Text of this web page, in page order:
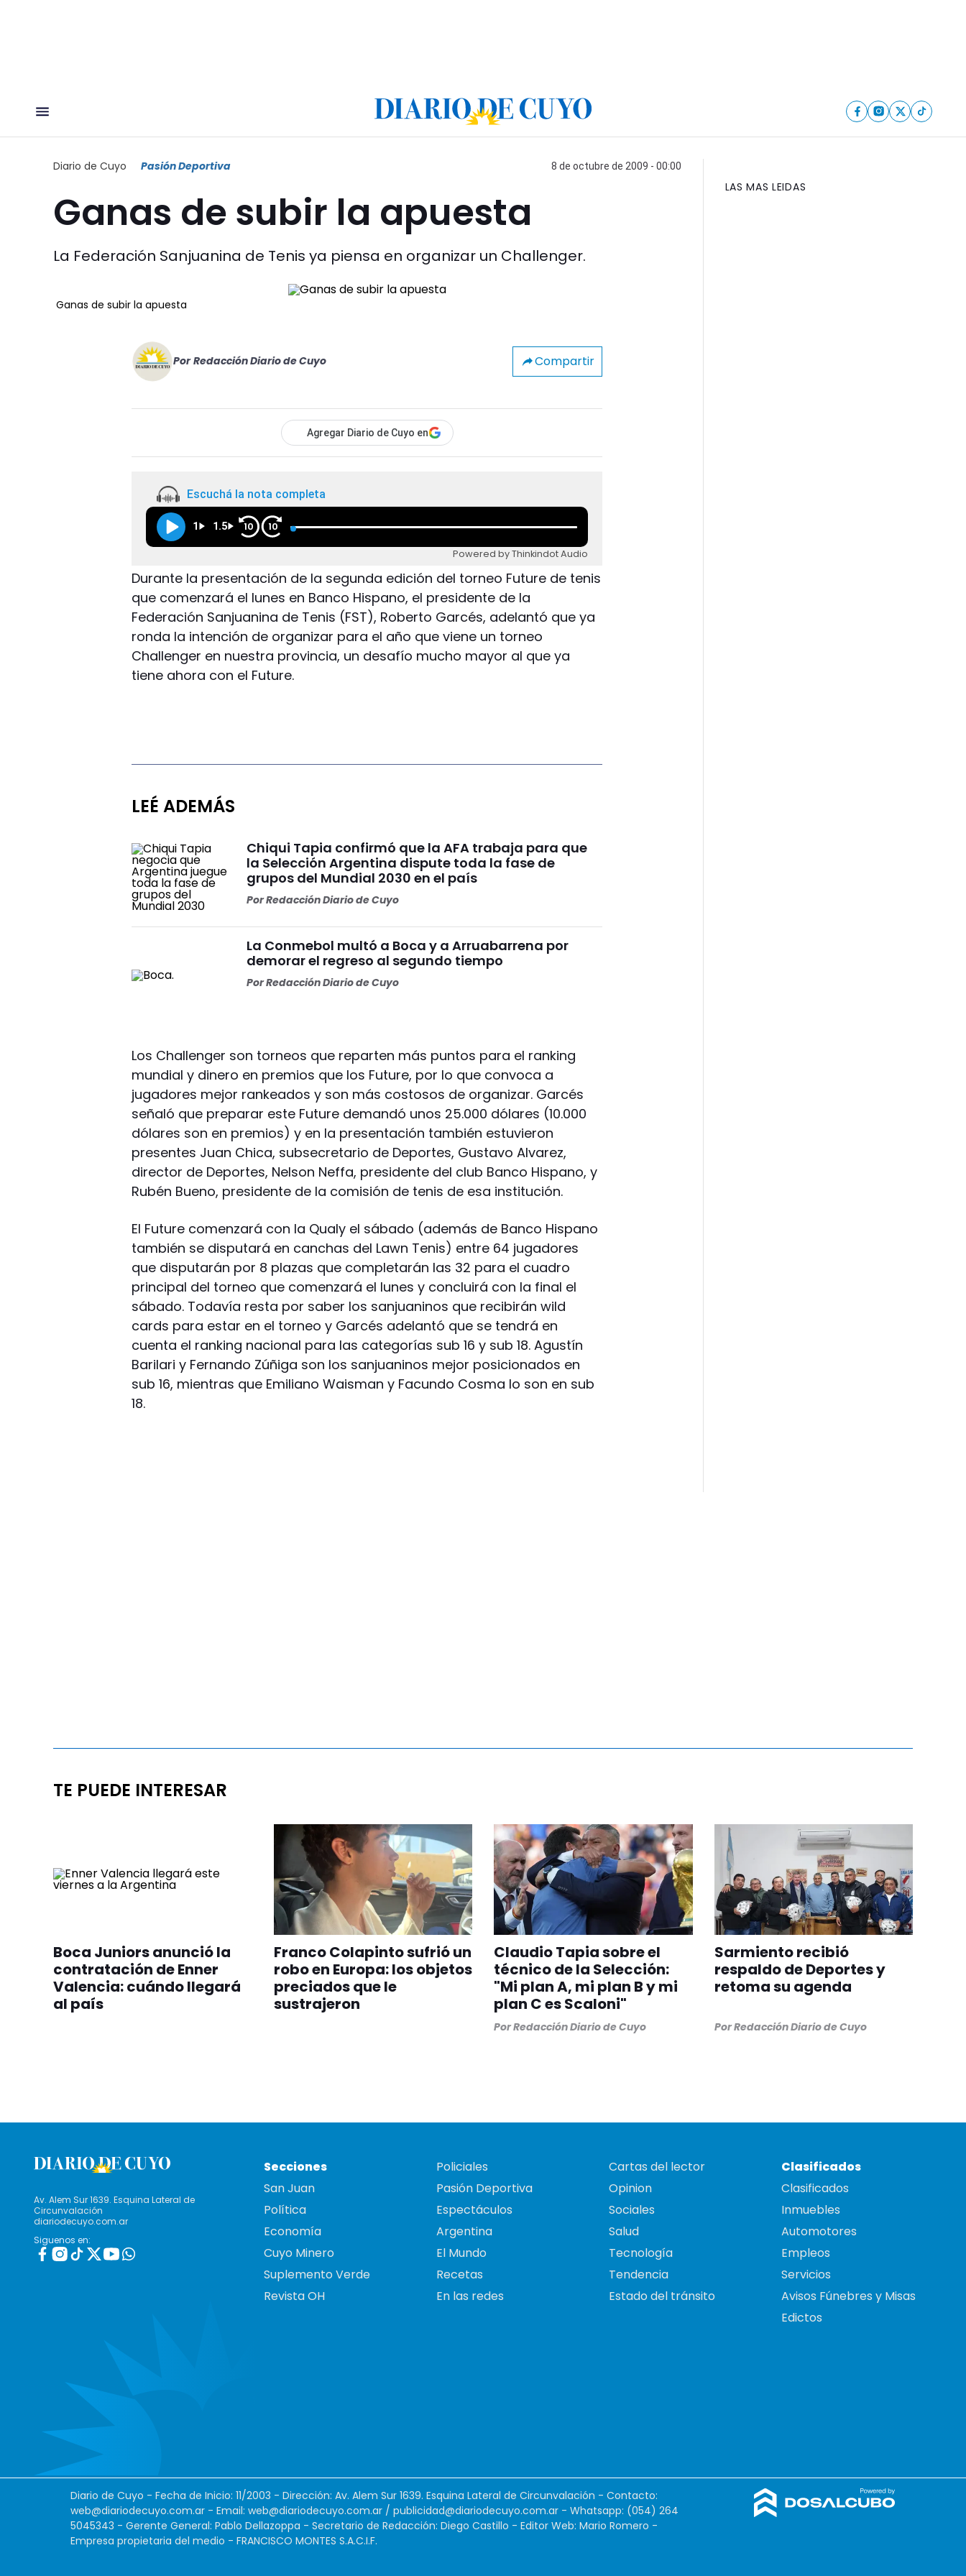
Diario de Cuyo Pasión Deportiva 8 de octubre de 2009 - 00:00
Ganas de subir la apuesta
La Federación Sanjuanina de Tenis ya piensa en organizar un Challenger.
Ganas de subir la apuesta
Por Redacción Diario de Cuyo Compartir
Agregar Diario de Cuyo en
Escuchá la nota completa
1 1.5 10 10
Powered by Thinkindot Audio
Durante la presentación de la segunda edición del torneo Future de tenis
que comenzará el lunes en Banco Hispano, el presidente de la
Federación Sanjuanina de Tenis (FST), Roberto Garcés, adelantó que ya
ronda la intención de organizar para el año que viene un torneo
Challenger en nuestra provincia, un desafío mucho mayor al que ya
tiene ahora con el Future.
LEÉ ADEMÁS
Chiqui Tapia confirmó que la AFA trabaja para que
la Selección Argentina dispute toda la fase de
grupos del Mundial 2030 en el país
PorRedacción Diario de Cuyo
La Conmebol multó a Boca y a Arruabarrena por
demorar el regreso al segundo tiempo
PorRedacción Diario de Cuyo
Los Challenger son torneos que reparten más puntos para el ranking
mundial y dinero en premios que los Future, por lo que convoca a
jugadores mejor rankeados y son más costosos de organizar. Garcés
señaló que preparar este Future demandó unos 25.000 dólares (10.000
dólares son en premios) y en la presentación también estuvieron
presentes Juan Chica, subsecretario de Deportes, Gustavo Alvarez,
director de Deportes, Nelson Neffa, presidente del club Banco Hispano, y
Rubén Bueno, presidente de la comisión de tenis de esa institución.
El Future comenzará con la Qualy el sábado (además de Banco Hispano
también se disputará en canchas del Lawn Tenis) entre 64 jugadores
que disputarán por 8 plazas que completarán las 32 para el cuadro
principal del torneo que comenzará el lunes y concluirá con la final el
sábado. Todavía resta por saber los sanjuaninos que recibirán wild
cards para estar en el torneo y Garcés adelantó que se tendrá en
cuenta el ranking nacional para las categorías sub 16 y sub 18. Agustín
Barilari y Fernando Zúñiga son los sanjuaninos mejor posicionados en
sub 16, mientras que Emiliano Waisman y Facundo Cosma lo son en sub
18.
LAS MAS LEIDAS
TE PUEDE INTERESAR
Boca Juniors anunció la
contratación de Enner
Valencia: cuándo llegará
al país
Franco Colapinto sufrió un
robo en Europa: los objetos
preciados que le
sustrajeron
Claudio Tapia sobre el
técnico de la Selección:
"Mi plan A, mi plan B y mi
plan C es Scaloni"
PorRedacción Diario de Cuyo
Sarmiento recibió
respaldo de Deportes y
retoma su agenda
PorRedacción Diario de Cuyo
Av. Alem Sur 1639. Esquina Lateral de
Circunvalación
diariodecuyo.com.ar
Siguenos en:
Secciones
San Juan
Política
Economía
Cuyo Minero
Suplemento Verde
Revista OH
Policiales
Pasión Deportiva
Espectáculos
Argentina
El Mundo
Recetas
En las redes
Cartas del lector
Opinion
Sociales
Salud
Tecnología
Tendencia
Estado del tránsito
Clasificados
Clasificados
Inmuebles
Automotores
Empleos
Servicios
Avisos Fúnebres y Misas
Edictos
Diario de Cuyo - Fecha de Inicio: 11/2003 - Dirección: Av. Alem Sur 1639. Esquina Lateral de Circunvalación - Contacto:
web@diariodecuyo.com.ar - Email: web@diariodecuyo.com.ar / publicidad@diariodecuyo.com.ar - Whatsapp: (054) 264
5045343 - Gerente General: Pablo Dellazoppa - Secretario de Redacción: Diego Castillo - Editor Web: Mario Romero -
Empresa propietaria del medio - FRANCISCO MONTES S.A.C.I.F.